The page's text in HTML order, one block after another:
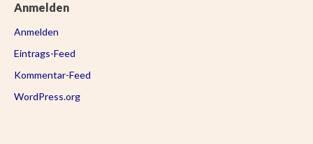
Anmelden
Anmelden
Eintrags-Feed
Kommentar-Feed
WordPress.org